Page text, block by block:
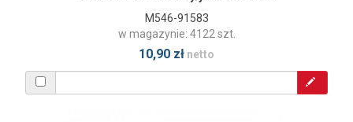
M546-91583
w magazynie: 4122 szt.
10,90 zł netto